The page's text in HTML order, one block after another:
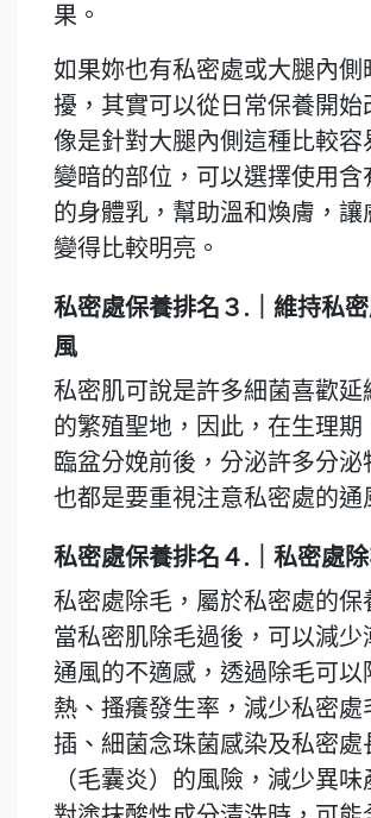
果。
如果妳也有私密處或大腿內側
擾，其實可以從日常保養開始
像是針對大腿內側這種比較容
變暗的部位，可以選擇使用含
的身體乳，幫助溫和煥膚，讓
變得比較明亮。
私密處保養排名３.｜維持私
風
私密肌可說是許多細菌喜歡延
的繁殖聖地，因此，在生理期
臨盆分娩前後，分泌許多分泌
也都是要重視注意私密處的通
私密處保養排名４.｜私密處
私密處除毛，屬於私密處的保
當私密肌除毛過後，可以減少
通風的不適感，透過除毛可以
熱、搔癢發生率，減少私密處
插、細菌念珠菌感染及私密處
（毛囊炎）的風險，減少異味